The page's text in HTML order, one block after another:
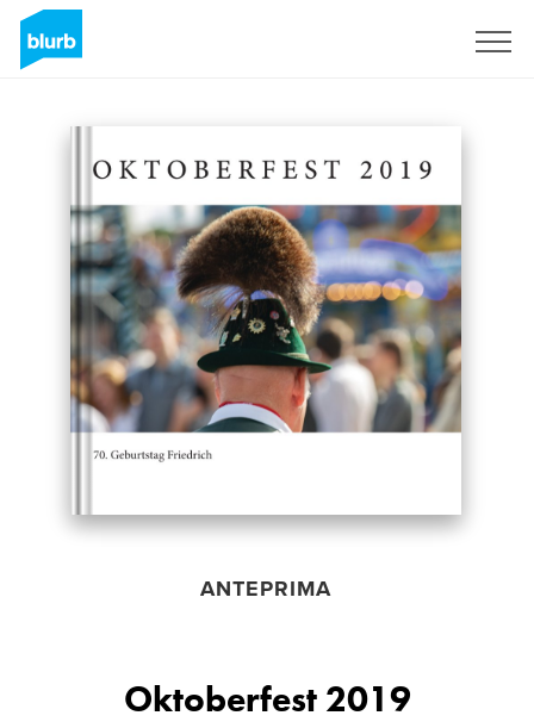
ANTEPRIMA
Oktoberfest 2019